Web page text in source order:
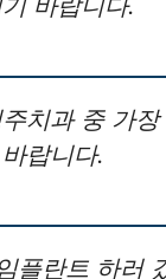
치과 중 가장
랍니다.
플란트 하러